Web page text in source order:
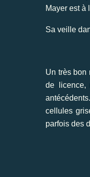
Mayer est à
Sa veille
Un très bon
de licence,
cellules
parfois des